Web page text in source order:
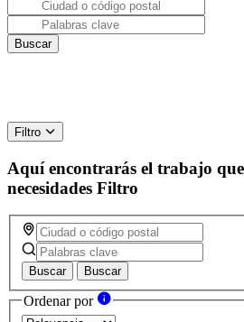
Filtro
Aquí encontrarás el trabajo que
necesidades Filtro
Buscar Buscar
Ordenar por